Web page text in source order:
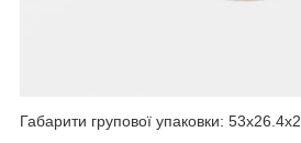
Габарити групової упаковки: